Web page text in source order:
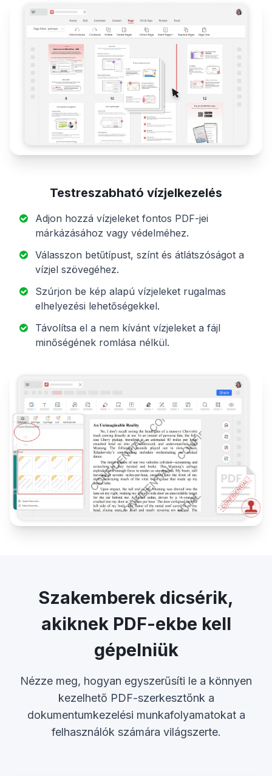
Testreszabható vízjelkezelés
Adjon hozzá vízjeleket fontos PDF-jei
márkázásához vagy védelméhez.
Válasszon betűtípust, színt és átlátszóságot a
vízjel szövegéhez.
Szúrjon be kép alapú vízjeleket rugalmas
elhelyezési lehetőségekkel.
Távolítsa el a nem kívánt vízjeleket a fájl
minőségének romlása nélkül.
Szakemberek dicsérik,
akiknek PDF-ekbe kell
gépelniük
Nézze meg, hogyan egyszerűsíti le a könnyen
kezelhető PDF-szerkesztőnk a
dokumentumkezelési munkafolyamatokat a
felhasználók számára világszerte.